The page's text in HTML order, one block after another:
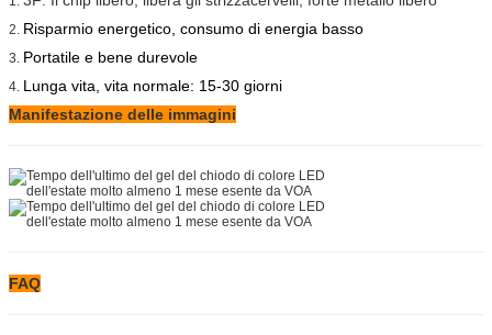
2. Risparmio energetico, consumo di energia basso
3. Portatile e bene durevole
4. Lunga vita, vita normale: 15-30 giorni
Manifestazione delle immagini
FAQ